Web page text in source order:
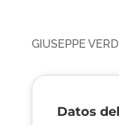
GIUSEPPE VERDI
Datos